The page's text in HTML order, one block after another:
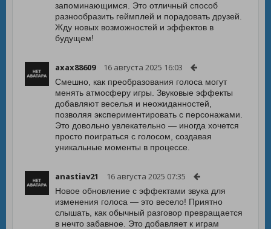
запоминающимся. Это отличный способ
разнообразить геймплей и порадовать друзей.
Жду новых возможностей и эффектов в
будущем!
axax88609 16 августа 2025 16:03
Смешно, как преобразования голоса могут
менять атмосферу игры. Звуковые эффекты
добавляют веселья и неожиданностей,
позволяя экспериментировать с персонажами.
Это довольно увлекательно — иногда хочется
просто поиграться с голосом, создавая
уникальные моменты в процессе.
anastiav21 16 августа 2025 07:35
Новое обновление с эффектами звука для
изменения голоса — это весело! Приятно
слышать, как обычный разговор превращается
в нечто забавное. Это добавляет к играм